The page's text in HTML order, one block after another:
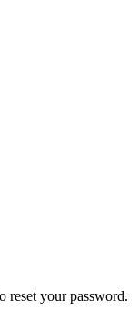
reset your password.